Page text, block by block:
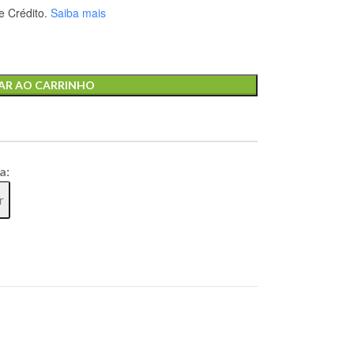
Crédito. Saiba mais
AO CARRINHO